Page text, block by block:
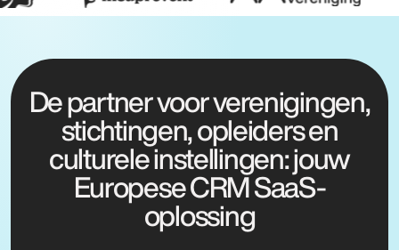
De partner voor verenigingen,
stichtingen, opleiders en
culturele instellingen: jouw
Europese CRM SaaS-
oplossing